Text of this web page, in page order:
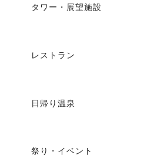
タワー・展望施設
レストラン
日帰り温泉
祭り・イベント